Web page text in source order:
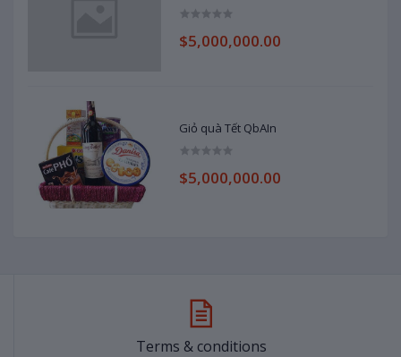
$5,000,000.00
Giỏ quà Tết QbAIn
$5,000,000.00
Terms & conditions